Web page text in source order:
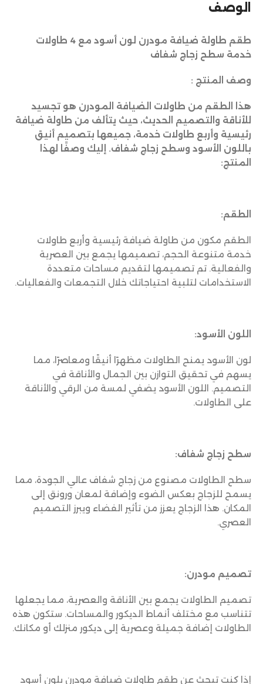
الوصف
طقم طاولة ضيافة مودرن لون أسود مع 4 طاولات
خدمة سطح زجاج شفاف
وصف المنتج :
هذا الطقم من طاولات الضيافة المودرن هو تجسيد
للأناقة والتصميم الحديث، حيث يتألف من طاولة ضيافة
رئيسية وأربع طاولات خدمة، جميعها بتصميم أنيق
باللون الأسود وسطح زجاج شفاف. إليك وصفًا لهذا
المنتج:
الطقم:
الطقم مكون من طاولة ضيافة رئيسية وأربع طاولات
خدمة متنوعة الحجم، تصميمها يجمع بين العصرية
والفعالية. تم تصميمها لتقديم مساحات متعددة
الاستخدامات لتلبية احتياجاتك خلال التجمعات والفعاليات.
اللون الأسود:
لون الأسود يمنح الطاولات مظهرًا أنيقًا ومعاصرًا، مما
يسهم في تحقيق التوازن بين الجمال والأناقة في
التصميم. اللون الأسود يضفي لمسة من الرقي والأناقة
على الطاولات.
سطح زجاج شفاف:
سطح الطاولات مصنوع من زجاج شفاف عالي الجودة، مما
يسمح للزجاج بعكس الضوء وإضافة لمعان ورونق إلى
المكان. هذا الزجاج يعزز من تأثير الفضاء ويبرز التصميم
العصري.
تصميم مودرن:
تصميم الطاولات يجمع بين الأناقة والعصرية، مما يجعلها
تتناسب مع مختلف أنماط الديكور والمساحات. ستكون هذه
الطاولات إضافة جميلة وعصرية إلى ديكور منزلك أو مكانك.
إذا كنت تبحث عن طقم طاولات ضيافة مودرن بلون أسود